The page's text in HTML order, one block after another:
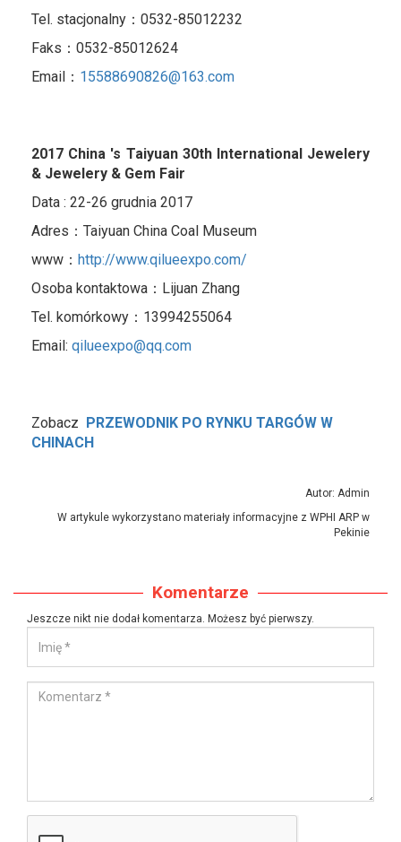
Tel. stacjonalny：0532-85012232
Faks：0532-85012624
Email： 15588690826@163.com
2017 China 's Taiyuan 30th International Jewelery
& Jewelery & Gem Fair
Data : 22-26 grudnia 2017
Adres：Taiyuan China Coal Museum
www： http://www.qilueexpo.com/
Osoba kontaktowa：Lijuan Zhang
Tel. komórkowy：13994255064
Email: qilueexpo@qq.com
Zobacz PRZEWODNIK PO RYNKU TARGÓW W
CHINACH
Autor: Admin
W artykule wykorzystano materiały informacyjne z WPHI ARP w
Pekinie
Komentarze
Jeszcze nikt nie dodał komentarza. Możesz być pierwszy.